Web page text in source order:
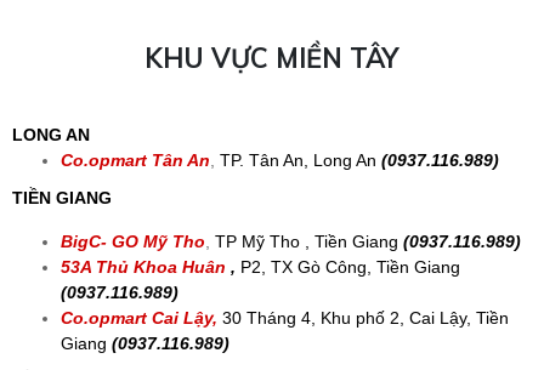
KHU VỰC MIỀN TÂY
LONG AN
Co.opmart Tân An, TP. Tân An, Long An (0937.116.989)
TIỀN GIANG
BigC- GO Mỹ Tho, TP Mỹ Tho , Tiền Giang (0937.116.989)
53A Thủ Khoa Huân , P2, TX Gò Công, Tiền Giang
(0937.116.989)
Co.opmart Cai Lậy, 30 Tháng 4, Khu phố 2, Cai Lậy, Tiền
Giang (0937.116.989)